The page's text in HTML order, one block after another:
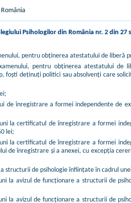
Psihologilor din România nr. 2 din
pentru obţinerea atestatului de liberă
pentru obţinerea atestatului de
foşti deţinuţi politici sau absolvenţi care
de înregistrare a formei independente de
la certificatul de înregistrare a formei
lei;
la certificatul de înregistrare a formei
de înregistrare şi a anexei, cu excepţia
de psihologie înfiinţate în cadrul
la avizul de funcţionare a structurii de
la avizul de funcţionare a structurii de